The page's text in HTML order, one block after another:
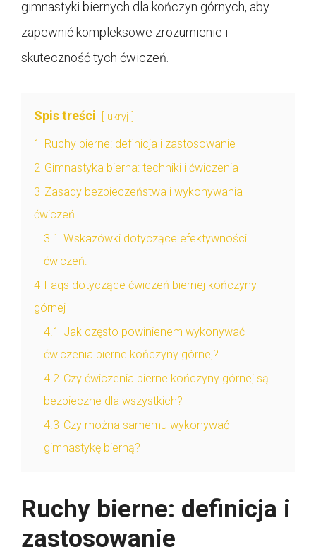
gimnastyki biernych dla kończyn górnych, aby
zapewnić kompleksowe zrozumienie i
skuteczność tych ćwiczeń.
Spis treści ukryj
1 Ruchy bierne: definicja i zastosowanie
2 Gimnastyka bierna: techniki i ćwiczenia
3 Zasady bezpieczeństwa i wykonywania
ćwiczeń
3.1 Wskazówki dotyczące efektywności
ćwiczeń:
4 Faqs dotyczące ćwiczeń biernej kończyny
górnej
4.1 Jak często powinienem wykonywać
ćwiczenia bierne kończyny górnej?
4.2 Czy ćwiczenia bierne kończyny górnej są
bezpieczne dla wszystkich?
4.3 Czy można samemu wykonywać
gimnastykę bierną?
Ruchy bierne: definicja i
zastosowanie